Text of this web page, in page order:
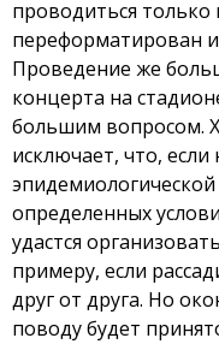
проводиться
переформатирован
Проведение же
концерта на
большим вопросом.
исключает, что,
определенных
удастся
примеру, если
друг от друга. Но
поводу будет